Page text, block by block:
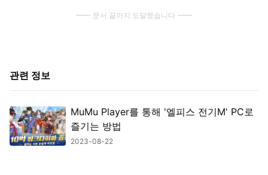
문서 끝까지 도달했습니다
관련 정보
MuMu Player를 통해 '엘피스 전기M' PC로
즐기는 방법
2023-08-22